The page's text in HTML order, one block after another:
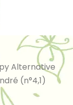
Alternative
(n°4,1)